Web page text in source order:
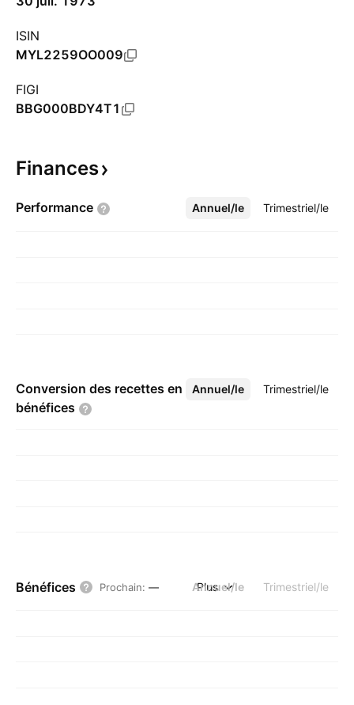
ISIN
MYL2259OO009
FIGI
BBG000BDY4T1
Finances
Performance Annuel/le Trimestriel/le
Plus
Conversion des recettes en
bénéfices
Annuel/le Trimestriel/le
Plus
Bénéfices Prochain: — Annuel/le Trimestriel/le
Plus